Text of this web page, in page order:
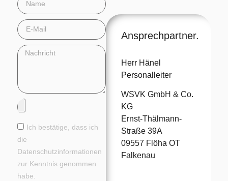
Ich bestätige, dass ich
die
Datenschutzinformationen
zur Kenntnis genommen
habe.
Ansprechpartner.
Herr Hänel
Personalleiter
WSVK GmbH & Co.
KG
Ernst-Thälmann-
Straße 39A
09557 Flöha OT
Falkenau